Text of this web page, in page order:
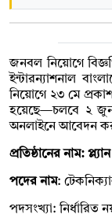
জনবল নিয়োগে
ইন্টারন্যাশনাল
নিয়োগে ২৩ মে
হয়েছে—চলবে ২ জুন
অনলাইনে আবেদন
প্রতিষ্ঠানের নাম:
পদের নাম:
পদসংখ্যা: নির্ধারিত